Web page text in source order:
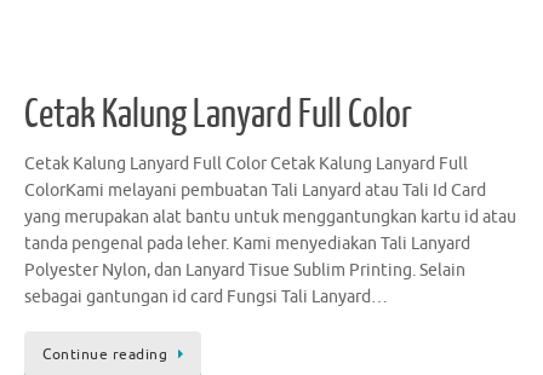
Cetak Kalung Lanyard Full Color
Cetak Kalung Lanyard Full Color Cetak Kalung Lanyard Full
ColorKami melayani pembuatan Tali Lanyard atau Tali Id Card
yang merupakan alat bantu untuk menggantungkan kartu id atau
tanda pengenal pada leher. Kami menyediakan Tali Lanyard
Polyester Nylon, dan Lanyard Tisue Sublim Printing. Selain
sebagai gantungan id card Fungsi Tali Lanyard…
Continue reading